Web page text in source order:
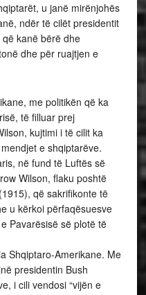
u janë mirënjohës
ndër të cilët presidentit
kanë bërë dhe
dhe për ruajtjen e
me politikën që ka
të filluar prej
kujtimi i të cilit ka
e shqiptarëve.
në fund të Luftës së
Wilson, flaku poshtë
që sakrifikonte të
u kërkoi përfaqësuesve
Pavarësisë së plotë të
Shqiptaro-Amerikane. Me
presidentin Bush
i cili vendosi “vijën e